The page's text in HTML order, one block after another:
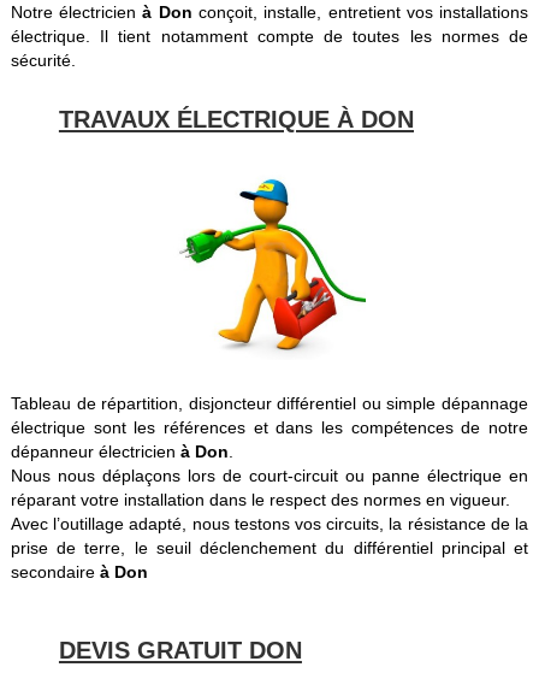
Notre électricienà Donconçoit, installe, entretient vos installations
électrique. Il tient notamment compte de toutes les normes de
sécurité.
TRAVAUX ÉLECTRIQUE À DON
Tableau de répartition, disjoncteur différentiel ou simple dépannage
électrique sont les références et dans les compétences de notre
dépanneur électricien à Don
Nous nous déplaçons lors de court-circuit ou panne électrique en
réparant votre installation dans le respect des normes en vigueur.
Avec l’outillage adapté, nous testons vos circuits, la résistance de la
prise de terre, le seuil déclenchement du différentiel principal et
secondaire à Don
DEVIS GRATUIT DON